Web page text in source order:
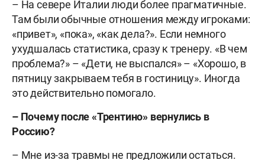
– На севере Италии люди более прагматичные.
Там были обычные отношения между игроками:
«привет», «пока», «как дела?». Если немного
ухудшалась статистика, сразу к тренеру. «В чем
проблема?» – «Дети, не выспался» – «Хорошо, в
пятницу закрываем тебя в гостиницу». Иногда
это действительно помогало.
– Почему после «Трентино» вернулись в
Россию?
– Мне из-за травмы не предложили остаться.